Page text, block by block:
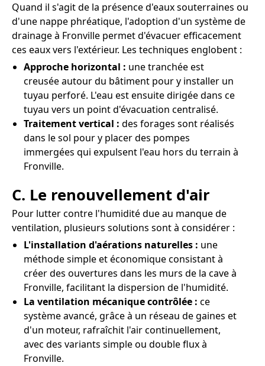
Quand il s'agit de la présence d'eaux souterraines ou
d'une nappe phréatique, l'adoption d'un système de
drainage à Fronville permet d'évacuer efficacement
ces eaux vers l'extérieur. Les techniques englobent :
Approche horizontal : une tranchée est
creusée autour du bâtiment pour y installer un
tuyau perforé. L'eau est ensuite dirigée dans ce
tuyau vers un point d'évacuation centralisé.
Traitement vertical : des forages sont réalisés
dans le sol pour y placer des pompes
immergées qui expulsent l'eau hors du terrain à
Fronville.
C. Le renouvellement d'air
Pour lutter contre l'humidité due au manque de
ventilation, plusieurs solutions sont à considérer :
L'installation d'aérations naturelles : une
méthode simple et économique consistant à
créer des ouvertures dans les murs de la cave à
Fronville, facilitant la dispersion de l'humidité.
La ventilation mécanique contrôlée : ce
système avancé, grâce à un réseau de gaines et
d'un moteur, rafraîchit l'air continuellement,
avec des variants simple ou double flux à
Fronville.